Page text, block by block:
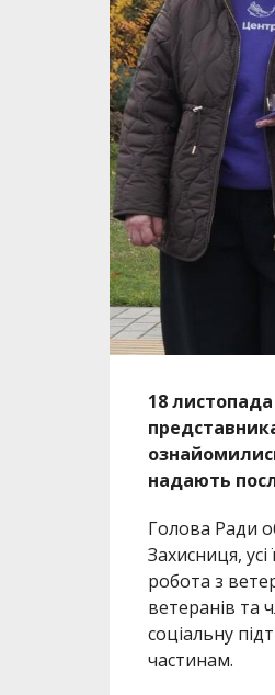
18
надають
Голова Ради
Захисниця,
робота з
ветеранів та
соціальну
частинам.